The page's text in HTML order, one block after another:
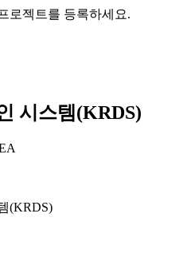
로젝트를 등록하세요.
시스템(KRDS)